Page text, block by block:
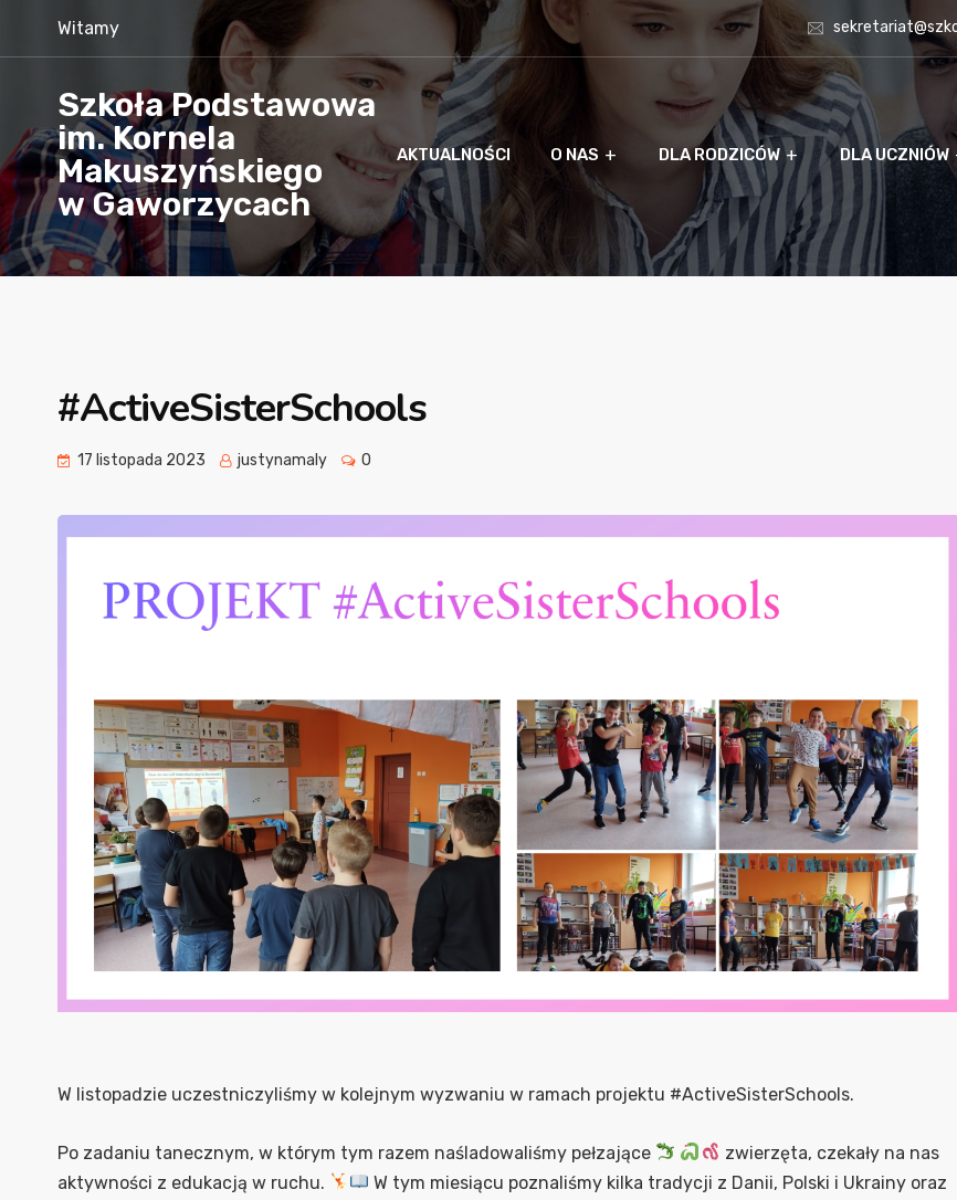
Witamy
Szkoła Podstawowa
im. Kornela
Makuszyńskiego
w Gaworzycach
AKTUALNOŚCI O NAS DLA RODZICÓW DLA UCZNIÓW
#ActiveSisterSchools
17 listopada 2023 justynamaly 0
W listopadzie uczestniczyliśmy w kolejnym wyzwaniu w ramach projektu #ActiveSisterSchools.
Po zadaniu tanecznym, w którym tym razem naśladowaliśmy pełzające
zwierzęta, czekały na nas
aktywności z edukacją w ruchu.
W tym miesiącu poznaliśmy kilka tradycji z Danii, Polski i Ukrainy oraz